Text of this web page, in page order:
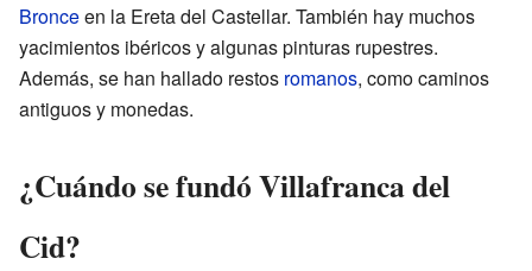
Bronceen la Ereta del Castellar. También hay muchos
yacimientos ibéricos y algunas pinturas rupestres.
Además, se han hallado restos romanos, como caminos
antiguos y monedas.
¿Cuándo se fundó Villafranca del
Cid?